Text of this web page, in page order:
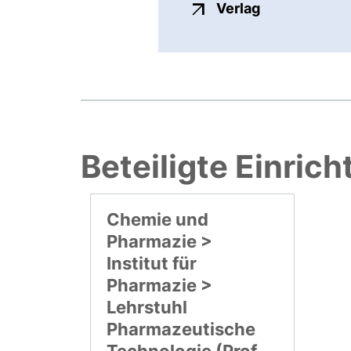
Verlagexterner
Beteiligte
Chemie und
Pharmazie >
Institut für
Pharmazie >
Lehrstuhl
Pharmazeutische